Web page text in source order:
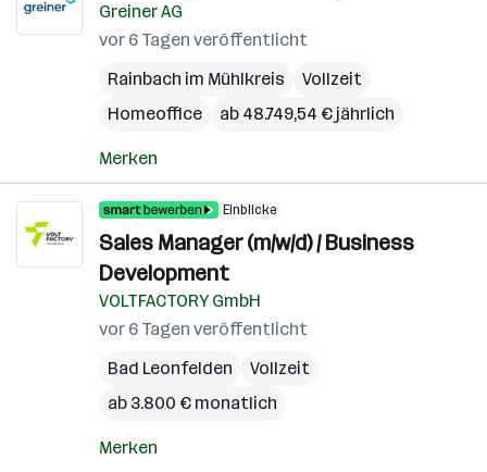
Greiner AG
vor 6 Tagen veröffentlicht
Rainbach im Mühlkreis
Vollzeit
Homeoffice
ab 48.749,54 € jährlich
Merken
Einblicke
Sales Manager (m/w/d) / Business
Development
VOLTFACTORY GmbH
vor 6 Tagen veröffentlicht
Bad Leonfelden
Vollzeit
ab 3.800 € monatlich
Merken